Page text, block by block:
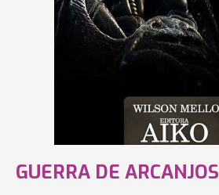
GUERRA DE ARCANJOS